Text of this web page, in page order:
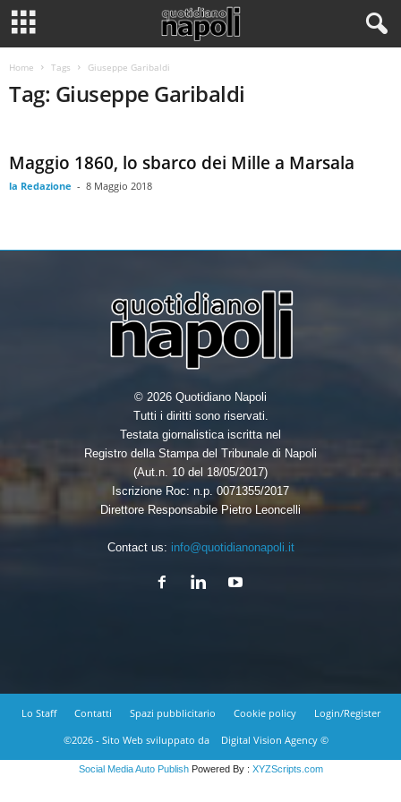
Home Tags Giuseppe Garibaldi
Tag: Giuseppe Garibaldi
Maggio 1860, lo sbarco dei Mille a Marsala
la Redazione - 8 Maggio 2018
© 2026 Quotidiano Napoli
Tutti i diritti sono riservati.
Testata giornalistica iscritta nel
Registro della Stampa del Tribunale di Napoli
(Aut.n. 10 del 18/05/2017)
Iscrizione Roc: n.p. 0071355/2017
Direttore Responsabile Pietro Leoncelli
Contact us: info@quotidianonapoli.it
Lo Staff Contatti Spazi pubblicitario Cookie policy
Login/Register
©2026 - Sito Web sviluppato da
Digital Vision Agency ©
Social Media Auto PublishPowered By : XYZScripts.com